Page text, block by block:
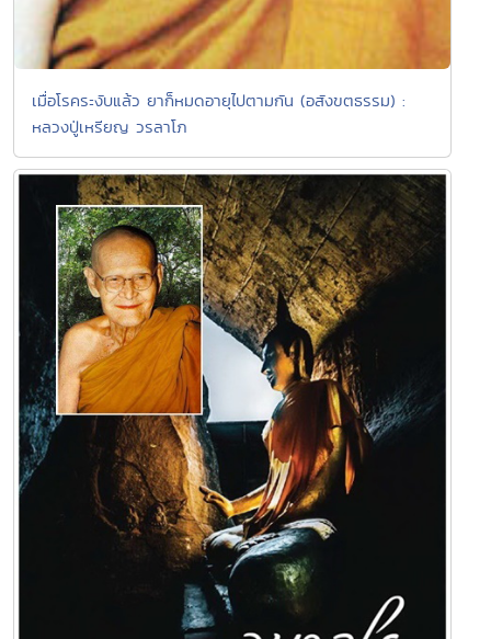
เมื่อโรคระงับแล้ว ยาก็หมดอายุไปตามกัน (อสังขตธรรม) :
หลวงปู่เหรียญ วรลาโภ